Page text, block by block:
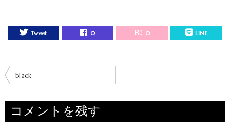
Tweet 0 0 LINE
投
稿
ナ
ビ
black
コメントを残す